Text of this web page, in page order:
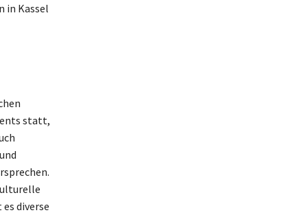
in Kassel
statt,
diverse